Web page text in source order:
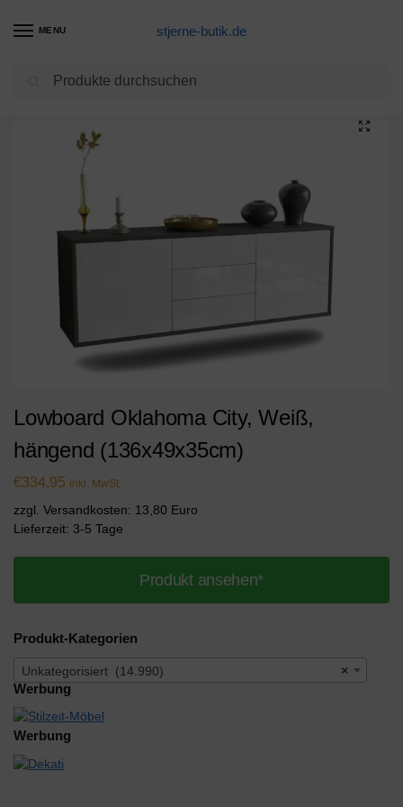
MENU stjerne-butik.de
Unkategorisiert / Lowboard Oklahoma City, Weiß, hängend (136x49x35cm)
Lowboard Oklahoma City, Weiß,
hängend (136x49x35cm)
€334,95 inkl. MwSt.
zzgl. Versandkosten: 13,80 Euro
Lieferzeit: 3-5 Tage
Produkt ansehen*
Produkt-Kategorien
×
Unkategorisiert (14.990)
Werbung
Werbung